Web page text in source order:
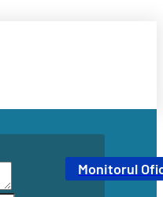
Monitorul